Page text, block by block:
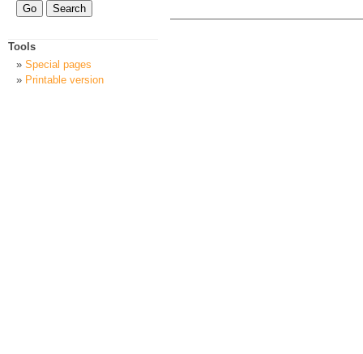
Tools
Special pages
Printable version